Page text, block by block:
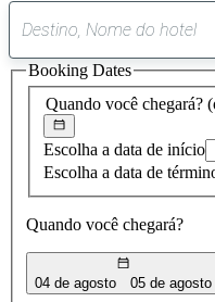
Quando você chegará?
Escolha a data de início
Escolha a data de
Quando você chegará?
04 de agosto 05 de agosto
Booking Dates